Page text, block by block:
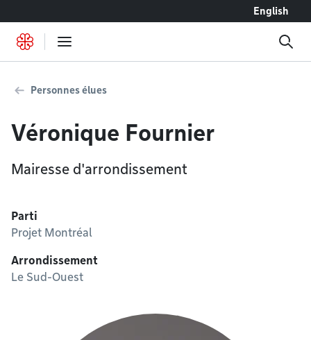
English
Personnes élues
Véronique Fournier
Mairesse d'arrondissement
Parti
Projet Montréal
Arrondissement
Le Sud-Ouest